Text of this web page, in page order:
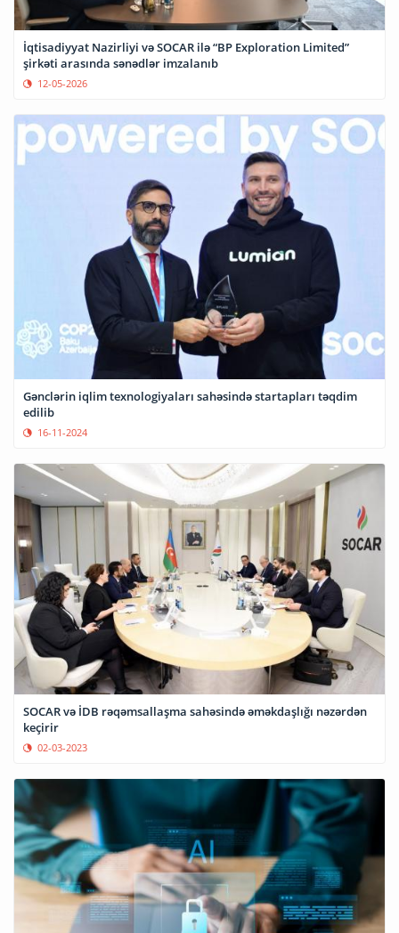
İqtisadiyyat Nazirliyi və SOCAR ilə “BP Exploration Limited”
şirkəti arasında sənədlər imzalanıb
12-05-2026
Gənclərin iqlim texnologiyaları sahəsində startapları təqdim
edilib
16-11-2024
SOCAR və İDB rəqəmsallaşma sahəsində əməkdaşlığı nəzərdən
keçirir
02-03-2023